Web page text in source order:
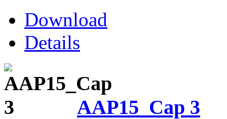
Download
Details
AAP15_Cap 3